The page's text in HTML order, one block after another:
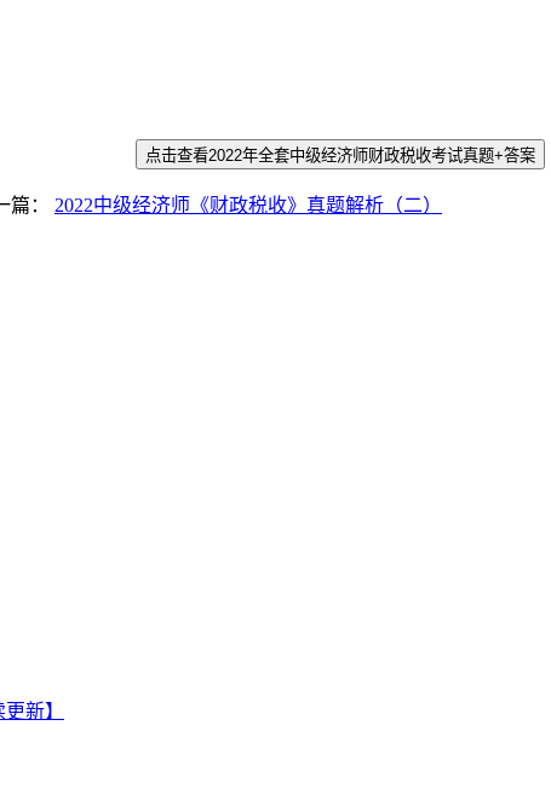
点击查看2022年全套中级经济师财政税收考试真题+答案
篇： 2022中级经济师《财政税收》真题解析（二）
新】